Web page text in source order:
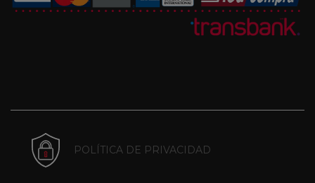
POLÍTICA DE PRIVACIDAD